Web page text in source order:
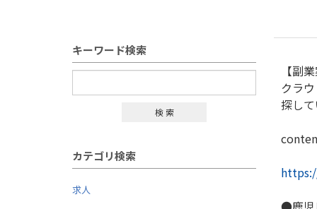
キーワード検索
検 索
カテゴリ検索
求人
【副
クラ
探し